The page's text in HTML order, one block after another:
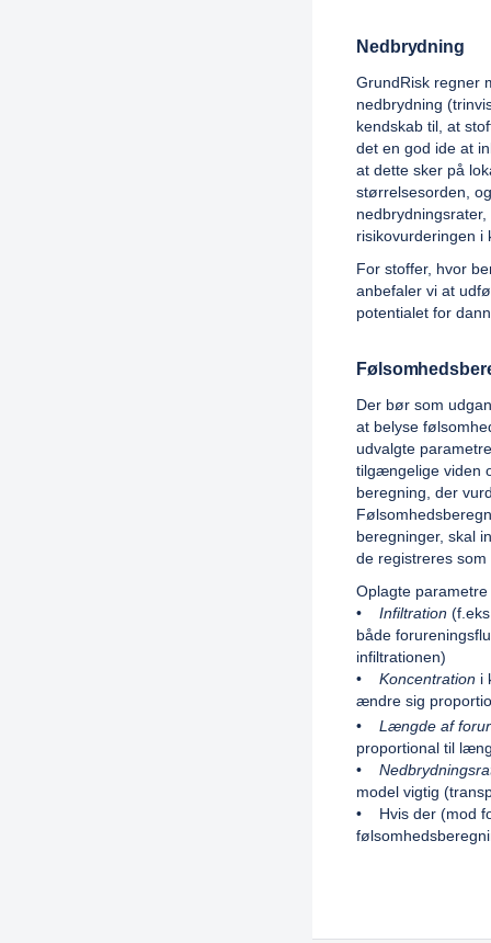
Nedbrydning
GrundRisk regner
nedbrydning
kendskab til, at
det en god ide at
at dette sker på
størrelsesorden,
risikovurderingen
For stoffer, hvor
anbefaler vi at
potentialet for
Der bør som
at belyse
udvalgte
tilgængelige viden
beregning, der
beregninger, skal
de registreres som
Oplagte
• Infiltration
både
infiltrationen)
•
Koncentration i
ændre sig
• Længde af
proportional til
•
model vigtig
• Hvis der (mod